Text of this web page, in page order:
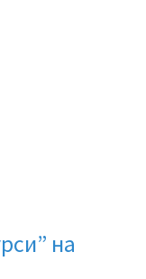
на